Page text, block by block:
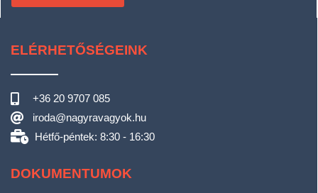
ELÉRHETŐSÉGEINK
+36 20 9707 085
iroda@nagyravagyok.hu
Hétfő-péntek: 8:30 - 16:30
DOKUMENTUMOK